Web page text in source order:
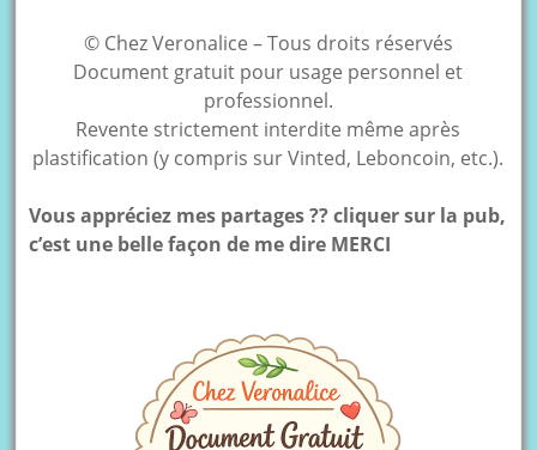
© Chez Veronalice – Tous droits réservés
Document gratuit pour usage personnel et
professionnel.
Revente strictement interdite même après
plastification (y compris sur Vinted, Leboncoin, etc.).
Vous appréciez mes partages ?? cliquer sur la pub,
c’est une belle façon de me dire MERCI